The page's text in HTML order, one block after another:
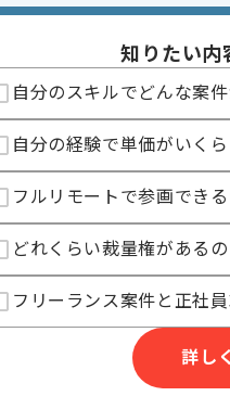
有
140時間〜180時間
イト
や設定等で現地での作業が発生
知りたい内
自分のスキルでどんな案
自分の経験で単価がいく
フルリモートで参画でき
どれくらい裁量権がある
フリーランス案件と正社
詳し